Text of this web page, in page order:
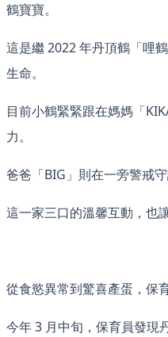
鶴寶寶。
這是繼 2022 年丹頂鶴「哩
生命。
目前小鶴緊緊跟在媽媽「
力。
爸爸「BIG」則在一旁警戒守
這一家三口的溫馨互動，也
從食慾異常到驚喜產蛋，保
今年 3 月中旬，保育員發現